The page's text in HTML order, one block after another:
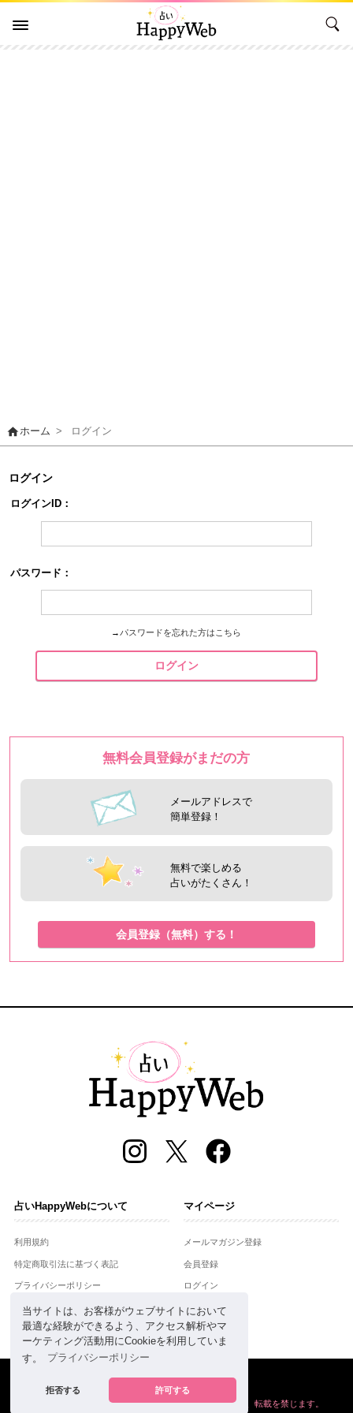
当サイトは、お客様がウェブサイトにおいて
最適な経験ができるよう、アクセス解析やマ
ーケティング活動用にCookieを利用していま
す。
プライバシーポリシー
拒否する 許可する
homeホーム > ログイン
ログイン
ログインID：
パスワード：
→ パスワードを忘れた方はこちら
ログイン
無料会員登録がまだの方
メールアドレスで
簡単登録！
無料で楽しめる
占いがたくさん！
会員登録（無料）する！
占いHappyWebについて
利用規約
特定商取引法に基づく表記
プライバシーポリシー
運営会社
お問合せ
マイページ
メールマガジン登録
会員登録
ログイン
powered by
掲載の情報や画像など、すべてのコンテンツの無断複写、転載を禁じます。